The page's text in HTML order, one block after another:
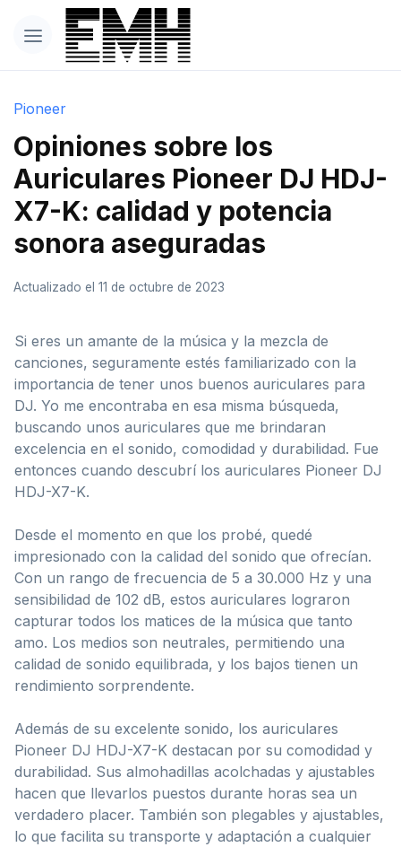
Pioneer
Opiniones sobre los
Auriculares Pioneer DJ HDJ-
X7-K: calidad y potencia
sonora aseguradas
Actualizado el 11 de octubre de 2023
Si eres un amante de la música y la mezcla de
canciones, seguramente estés familiarizado con la
importancia de tener unos buenos auriculares para
DJ. Yo me encontraba en esa misma búsqueda,
buscando unos auriculares que me brindaran
excelencia en el sonido, comodidad y durabilidad. Fue
entonces cuando descubrí los auriculares Pioneer DJ
HDJ-X7-K.
Desde el momento en que los probé, quedé
impresionado con la calidad del sonido que ofrecían.
Con un rango de frecuencia de 5 a 30.000 Hz y una
sensibilidad de 102 dB, estos auriculares lograron
capturar todos los matices de la música que tanto
amo. Los medios son neutrales, permitiendo una
calidad de sonido equilibrada, y los bajos tienen un
rendimiento sorprendente.
Además de su excelente sonido, los auriculares
Pioneer DJ HDJ-X7-K destacan por su comodidad y
durabilidad. Sus almohadillas acolchadas y ajustables
hacen que llevarlos puestos durante horas sea un
verdadero placer. También son plegables y ajustables,
lo que facilita su transporte y adaptación a cualquier